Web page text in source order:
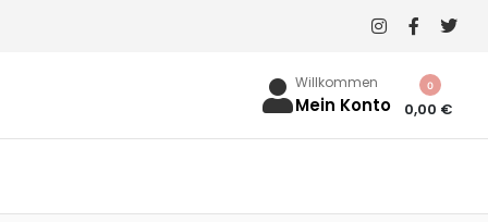
Willkommen
Mein Konto 0,00 €
0